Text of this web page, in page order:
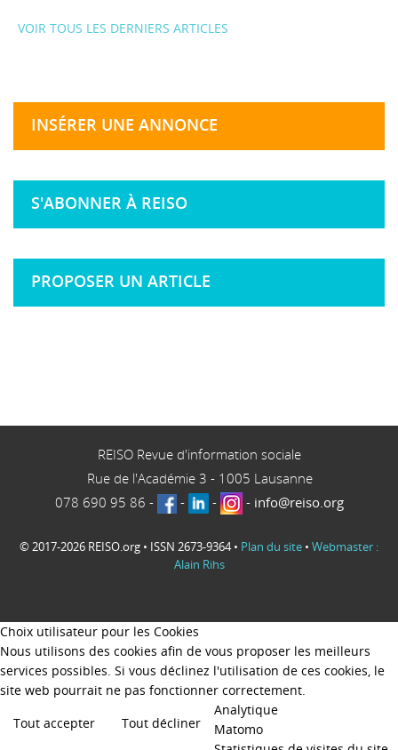
VOIR TOUS LES DERNIERS ARTICLES
INSÉRER UNE ANNONCE
S'ABONNER À REISO
PROPOSER UN ARTICLE
REISO Revue d'information sociale
Rue de l'Académie 3 - 1005 Lausanne
078 690 95 86 - - - - info@reiso.org
© 2017-2026 REISO.org • ISSN 2673-9364 • Plan du site • Webmaster :
Alain Rihs
Choix utilisateur pour les Cookies
Nous utilisons des cookies afin de vous proposer les meilleurs
services possibles. Si vous déclinez l'utilisation de ces cookies, le
site web pourrait ne pas fonctionner correctement.
Tout accepter
Tout décliner
Analytique
Matomo